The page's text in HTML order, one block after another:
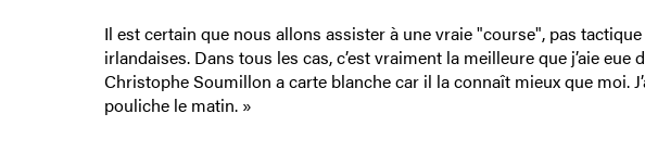
Il est certain que nous allons assister à une vraie "course", pas
irlandaises. Dans tous les cas, c’est vraiment la meilleure que j’aie eue
Christophe Soumillon a carte blanche car il la connaît mieux que moi.
pouliche le matin. »